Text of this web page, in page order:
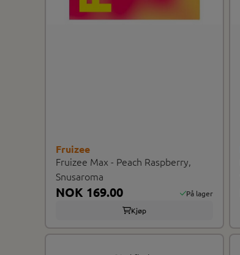
Fruizee
Fruizee Max - Peach Raspberry,
Snusaroma
NOK 169.00
På lager
Kjøp